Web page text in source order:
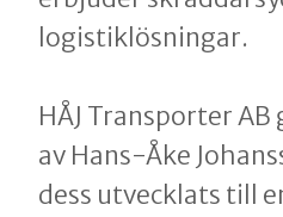
logistiklösningar.
HÅJ Transporter AB
av Hans-Åke
dess utvecklats till